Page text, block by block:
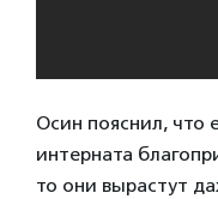
Осин пояснил, что
интерната
то они вырастут